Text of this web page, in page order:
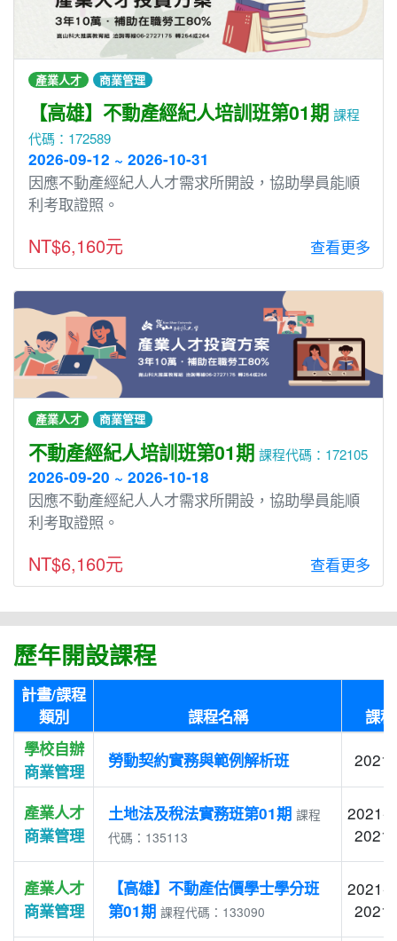
產業人才 商業管理
【高雄】不動產經紀人培訓班第01期 課程
代碼：172589
2026-09-12 ~ 2026-10-31
因應不動產經紀人人才需求所開設，協助學員能順
利考取證照。
NT$6,160元 查看更多
產業人才 商業管理
不動產經紀人培訓班第01期 課程代碼：172105
2026-09-20 ~ 2026-10-18
因應不動產經紀人人才需求所開設，協助學員能順
利考取證照。
NT$6,160元 查看更多
歷年開設課程
計畫/課程
類別
課程名稱
課
學校自辦
商業管理
勞動契約實務與範例解析班
產業人才
商業管理
土地法及稅法實務班第01期 課程
代碼：135113
2021-
產業人才
商業管理
【高雄】不動產估價學士學分班
第01期 課程代碼：133090
2021-